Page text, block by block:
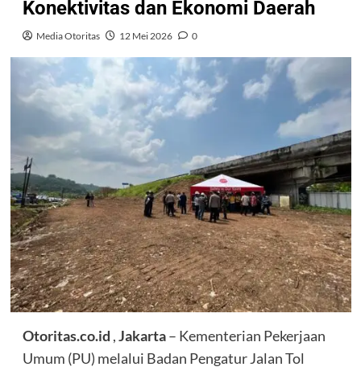
Konektivitas dan Ekonomi Daerah
Media Otoritas 12 Mei 2026 0
Otoritas.co.id ,Jakarta– Kementerian Pekerjaan
Umum (PU) melalui Badan Pengatur Jalan Tol